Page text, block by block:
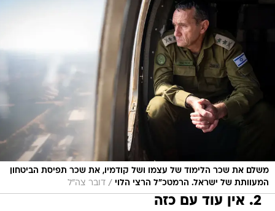
משלם את שכר הלימוד של עצמו ושל קודמיו, את שכר תפיסת הביטחון
המעוותת של ישראל. הרמטכ״ל הרצי הלוי / דובר צה"ל
2. אין עוד עם כזה